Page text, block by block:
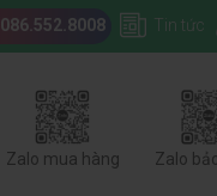
086.552.8008 Tin tức
Zalo mua hàng Zalo